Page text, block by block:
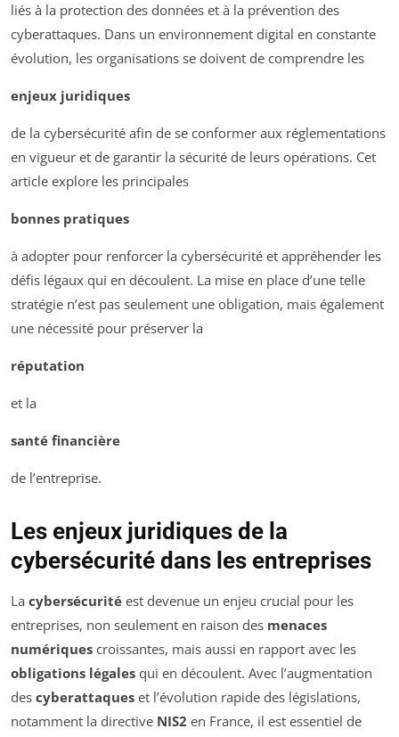
liés à la protection des données et à la prévention des
cyberattaques. Dans un environnement digital en constante
évolution, les organisations se doivent de comprendre les
enjeux juridiques
de la cybersécurité afin de se conformer aux réglementations
en vigueur et de garantir la sécurité de leurs opérations. Cet
article explore les principales
bonnes pratiques
à adopter pour renforcer la cybersécurité et appréhender les
défis légaux qui en découlent. La mise en place d’une telle
stratégie n’est pas seulement une obligation, mais également
une nécessité pour préserver la
réputation
et la
santé financière
de l’entreprise.
Les enjeux juridiques de la
cybersécurité dans les entreprises
La cybersécurité est devenue un enjeu crucial pour les
entreprises, non seulement en raison des menaces
numériques croissantes, mais aussi en rapport avec les
obligations légales qui en découlent. Avec l’augmentation
des cyberattaques et l’évolution rapide des législations,
notamment la directive NIS2 en France, il est essentiel de